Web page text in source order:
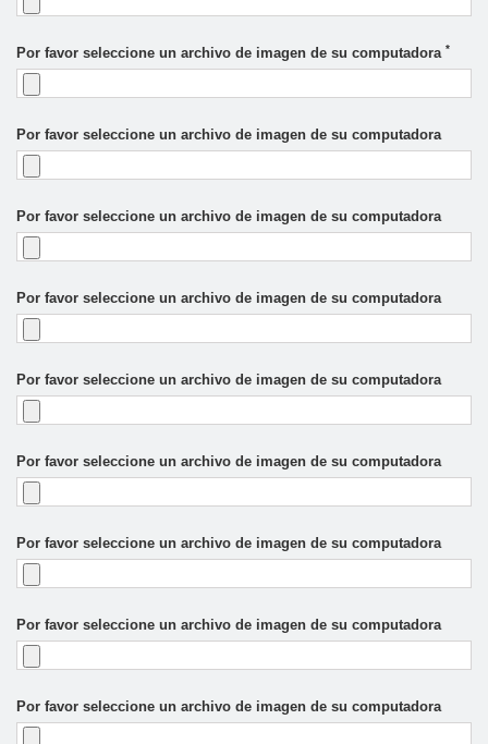
Por favor seleccione un archivo de imagen de su computadora *
Por favor seleccione un archivo de imagen de su computadora
Por favor seleccione un archivo de imagen de su computadora
Por favor seleccione un archivo de imagen de su computadora
Por favor seleccione un archivo de imagen de su computadora
Por favor seleccione un archivo de imagen de su computadora
Por favor seleccione un archivo de imagen de su computadora
Por favor seleccione un archivo de imagen de su computadora
Por favor seleccione un archivo de imagen de su computadora